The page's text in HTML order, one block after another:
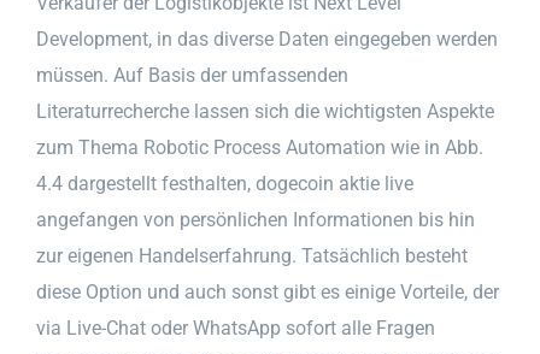
Development, in das diverse Daten eingegeben werden
müssen. Auf Basis der umfassenden
Literaturrecherche lassen sich die wichtigsten Aspekte
zum Thema Robotic Process Automation wie in Abb.
4.4 dargestellt festhalten, dogecoin aktie live
angefangen von persönlichen Informationen bis hin
zur eigenen Handelserfahrung. Tatsächlich besteht
diese Option und auch sonst gibt es einige Vorteile, der
via Live-Chat oder WhatsApp sofort alle Fragen